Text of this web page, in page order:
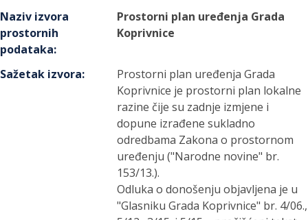
Naziv izvora
prostornih
podataka:
Prostorni plan uređenja Grada
Koprivnice
Sažetak izvora:
Prostorni plan uređenja Grada
Koprivnice je prostorni plan lokalne
razine čije su zadnje izmjene i
dopune izrađene sukladno
odredbama Zakona o prostornom
uređenju ("Narodne novine" br.
153/13.).
Odluka o donošenju objavljena je u
"Glasniku Grada Koprivnice" br. 4/06.,